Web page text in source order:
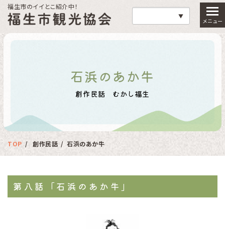
福生市のイイとこ紹介中！
福生市観光協会
石浜のあか牛
創作民話 むかし福生
TOP 創作民話 石浜のあか牛
第八話「石浜のあか牛」